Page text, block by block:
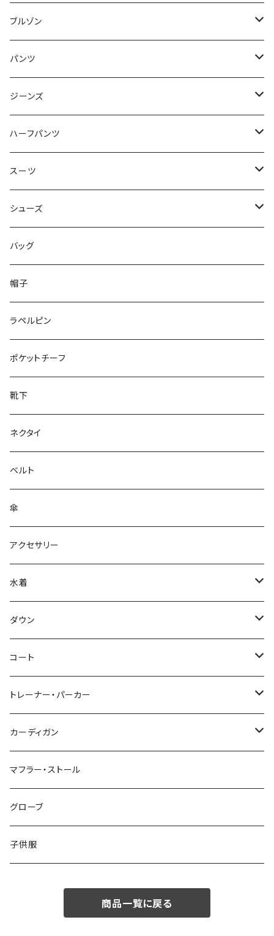
50/XL～
48/L
50/XL～
46/M
48/L
50/XL～
～44/S
46/M
48/L
50/XL～
ブルゾン
～44/S
46/M
48/L
50/XL～
パンツ
～44/S
46/M
48/L
50/XL～
ジーンズ
～44/S
46/M
48/L
50/XL～
ハーフパンツ
～44/S
46/M
48/L
50/XL～
スーツ
～44/S
46/M
48/L
50/XL～
シューズ
～25.5cm
26cm～
27cm～
28cm～
バッグ
帽子
ラペルピン
ポケットチーフ
靴下
ネクタイ
ベルト
傘
アクセサリー
水着
～44/S
46/M
48/L
50/XL～
ダウン
～44/S
46/M
48/L
50/XL～
コート
～44/S
46/M
48/L
50/XL～
トレーナー・パーカー
～44/S
46/M
48/L
50/XL～
カーディガン
～44/S
46/M
48/L
マフラー・ストール
グローブ
子供服
商品一覧に戻る